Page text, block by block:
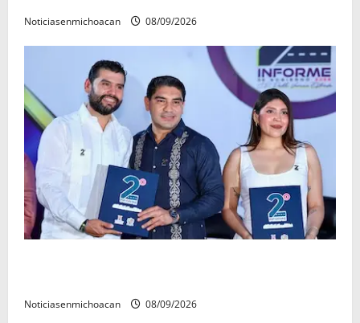
Noticiasenmichoacan 08/09/2026
Noticiasenmichoacan 08/09/2026